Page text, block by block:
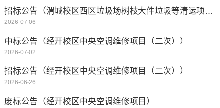
招标公告（渭城校区西区垃圾场树枝大件垃圾等清运项目）
2026-07-06
中标公告（经开校区中央空调维修项目（二次））
2026-07-02
招标公告（经开校区中央空调维修项目（二次））
2026-06-26
废标公告（经开校区中央空调维修项目）